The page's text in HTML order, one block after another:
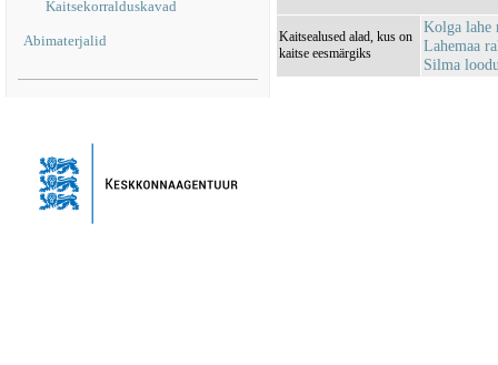
Kaitsekorralduskavad
Abimaterjalid
Kaitsealused alad, kus on
kaitse eesmärgiks
Kolga lahe
Lahemaa
Silma